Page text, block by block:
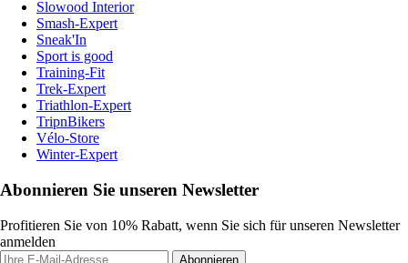
Slowood Interior
Smash-Expert
Sneak'In
Sport is good
Training-Fit
Trek-Expert
Triathlon-Expert
TripnBikers
Vélo-Store
Winter-Expert
Abonnieren Sie unseren Newsletter
Profitieren Sie von 10% Rabatt, wenn Sie sich für unseren Newsletter
anmelden
Abonnieren